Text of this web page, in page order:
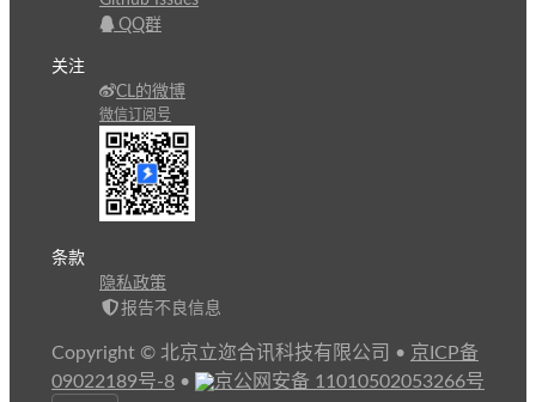
QQ群
关注
CL的微博
微信订阅号
条款
隐私政策
报告不良信息
Copyright © 北京立迩合讯科技有限公司 • 京ICP备
09022189号-8 • 京公网安备 11010502053266号